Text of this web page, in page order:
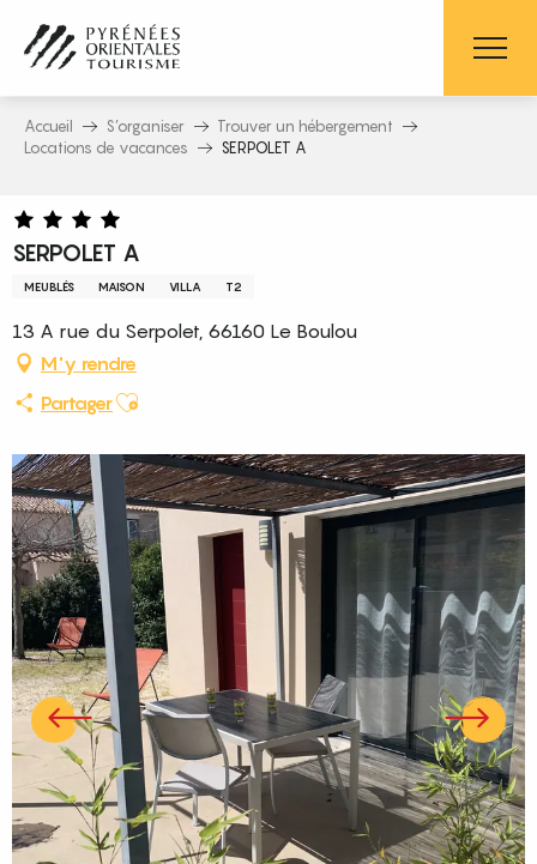
contenu
principal
Accueil S’organiser
Trouver un hébergement
Locations de vacances
SERPOLET A
SERPOLET A
MEUBLÉS MAISON VILLA T2
13 A rue du Serpolet, 66160 Le Boulou
M'y rendre
PartagerAjouter aux favoris